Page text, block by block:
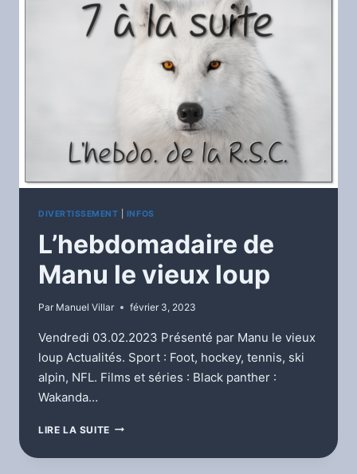
DIVERTISSEMENT INFOS
L’hebdomadaire de
Manu le vieux loup
Par Manuel Villar février 3, 2023
Vendredi 03.02.2023 Présenté par Manu le vieux
loup Actualités. Sport : Foot, hockey, tennis, ski
alpin, NFL. Films et séries : Black panther :
Wakanda…
LIRE LA SUITE L’HEBDOMADAIRE
MANU